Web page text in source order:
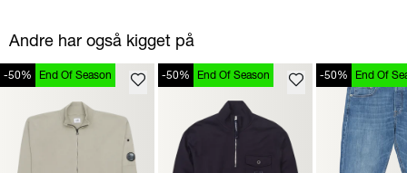
Andre har også kigget på
-50% End Of Season -50% End Of Season -50% End Of